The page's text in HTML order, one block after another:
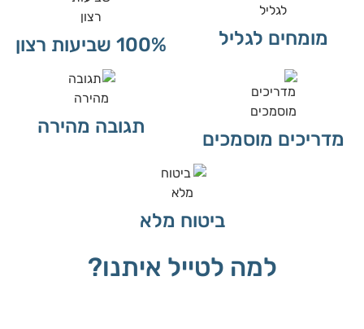
למה לטייל איתנו?
מומחים לגליל 100% שביעות רצון
מדריכים מוסמכים
תגובה מהירה
ביטוח מלא